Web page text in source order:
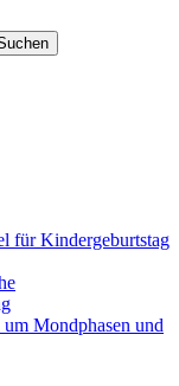
für Kindergeburtstag
Mondphasen und